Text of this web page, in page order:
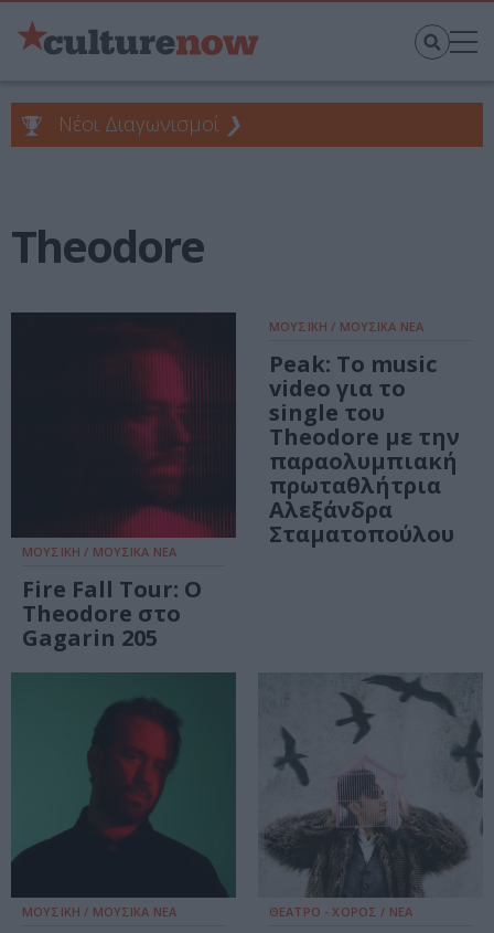
Νέοι Διαγωνισμοί ❯
Theodore
ΜΟΥΣΙΚΗ / ΜΟΥΣΙΚΑ ΝΕΑ
Fire Fall Tour: Ο
Τheodore στο
Gagarin 205
ΜΟΥΣΙΚΗ / ΜΟΥΣΙΚΑ ΝΕΑ
Peak: Το music
video για το
single του
Theodore με την
παραολυμπιακή
πρωταθλήτρια
Αλεξάνδρα
Σταματοπούλου
ΜΟΥΣΙΚΗ / ΜΟΥΣΙΚΑ ΝΕΑ ΘΕΑΤΡΟ - ΧΟΡΟΣ / ΝΕΑ